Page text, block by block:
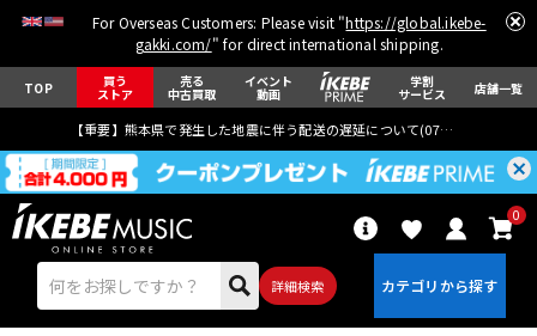
For Overseas Customers: Please visit "https://global.ikebe-
gakki.com/" for direct international shipping.
TOP 買う
ストア
売る
中古買取
イベント
動画
学割
サービス 店舗一覧
【重要】熊本県で発生した地震に伴う配送の遅延について(07月29日
詳細検索
0